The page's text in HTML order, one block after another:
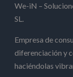
We-iN –
SL.
Empresa de
diferenciación y
haciéndolas